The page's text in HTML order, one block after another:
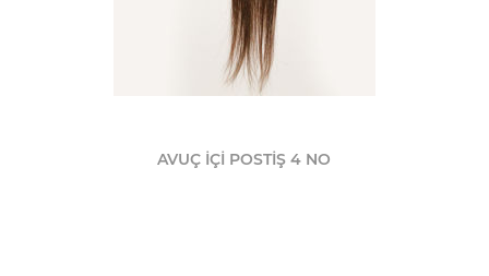
AVUÇ İÇİ POSTİŞ 4 NO